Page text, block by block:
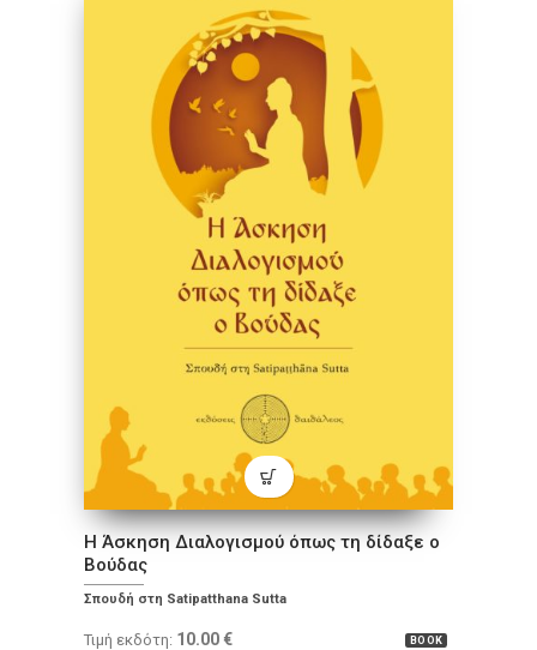
Η Άσκηση Διαλογισμού όπως τη δίδαξε ο
Βούδας
Σπουδή στη Satipatthana Sutta
BOOK
Τιμή εκδότη: 10.00 €